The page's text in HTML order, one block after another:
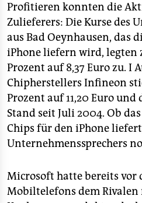
Profitieren konnten die
Zulieferers: Die Kurse des
aus Bad Oeynhausen, das
iPhone liefern wird, legten
Prozent auf 8,37 Euro zu. I
Chipherstellers Infineon
Prozent auf 11,20 Euro
Stand seit Juli 2004. Ob
Chips für den iPhone
Unternehmenssprechers
Microsoft hatte bereits vor
Mobiltelefons dem